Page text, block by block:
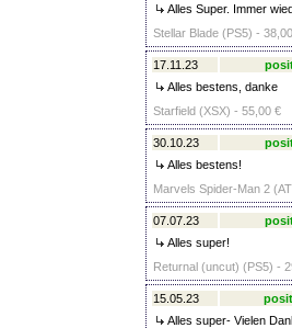
Alles Super. Immer
Stellar Blade (PS5) -
17.11.23
Alles bestens, danke
Starfield (XSX) - 55,00 €
30.10.23
Alles bestens!
Marvels Spider-Man 2
07.07.23
Alles super!
Returnal (uncut) (PS5) -
15.05.23
Alles super- Vielen